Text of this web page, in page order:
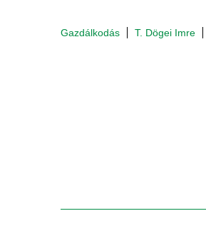
Gazdálkodás T. Dögei Imre